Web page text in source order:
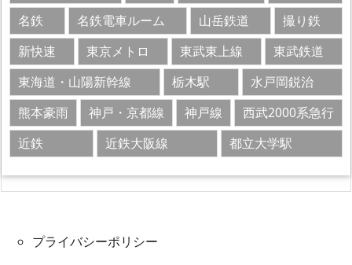
名鉄
名鉄電車ルーム 山岳鉄道
撮り鉄
新快速
東京メトロ 東武東上線
東武鉄道
東海道・山陽新幹線
栃木駅
水戸岡鋭治
熊本豪雨
神戸・京都線 神戸線
西武2000系急行
近鉄
近鉄大阪線 都立大学駅
プライバシーポリシー